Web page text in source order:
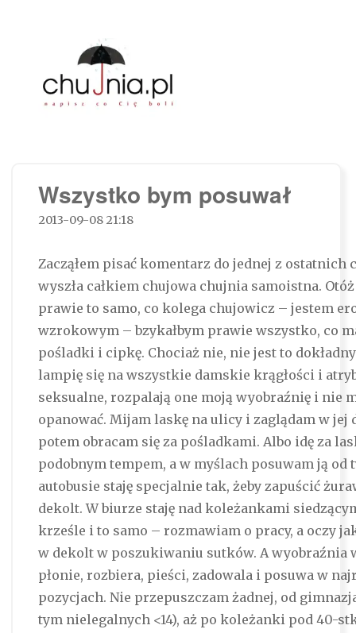
Wszystko bym posuwał
2013-09-08 21:18
Zacząłem pisać komentarz do jednej z ostatnich
wyszła całkiem chujowa chujnia samoistna.
prawie to samo, co kolega chujowicz – jestem
wzrokowym – bzykałbym prawie wszystko, co
pośladki i cipkę. Chociaż nie, nie jest to
lampię się na wszystkie damskie krągłości i
seksualne, rozpalają one moją wyobraźnię i nie
opanować. Mijam laskę na ulicy i zaglądam w jej
potem obracam się za pośladkami. Albo idę za
podobnym tempem, a w myślach posuwam ją od
autobusie staję specjalnie tak, żeby zapuścić
dekolt. W biurze staję nad koleżankami
krześle i to samo – rozmawiam o pracy, a oczy
w dekolt w poszukiwaniu sutków. A wyobraźnia
płonie, rozbiera, pieści, zadowala i posuwa w
pozycjach. Nie przepuszczam żadnej, od
tym nielegalnych <14), aż po koleżanki pod 40-